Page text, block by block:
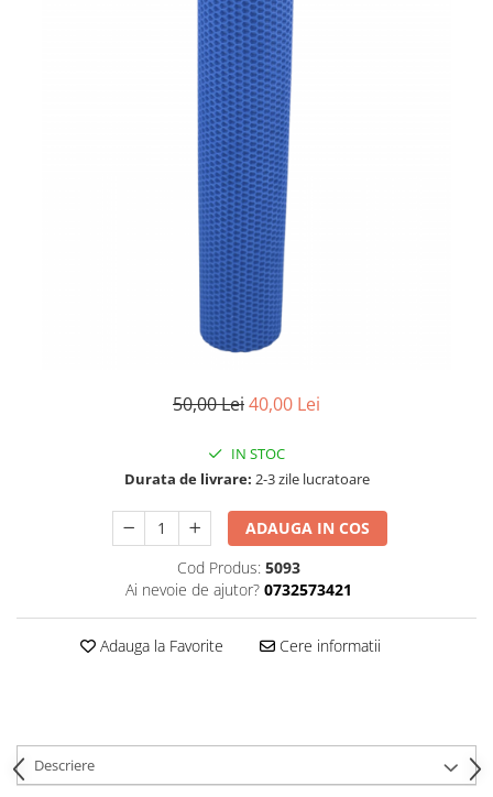
50,00 Lei40,00 Lei
IN STOC
Durata de livrare: 2-3 zile lucratoare
ADAUGA IN COS
Cod Produs: 5093
Ai nevoie de ajutor? 0732573421
Adauga la Favorite Cere informatii
Descriere